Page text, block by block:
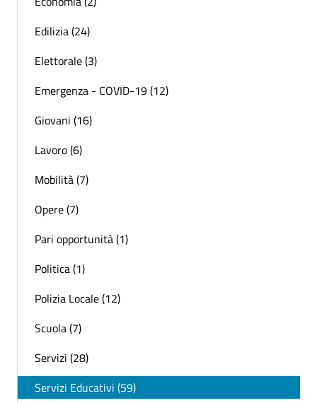
Edilizia (24)
Elettorale (3)
Emergenza - COVID-19 (12)
Giovani (16)
Lavoro (6)
Mobilità (7)
Opere (7)
Pari opportunità (1)
Politica (1)
Polizia Locale (12)
Scuola (7)
Servizi (28)
Servizi Educativi (59)